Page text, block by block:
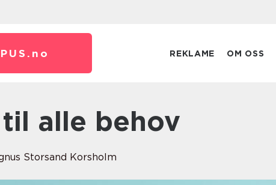
no REKLAME OM OSS
til alle behov
Storsand Korsholm